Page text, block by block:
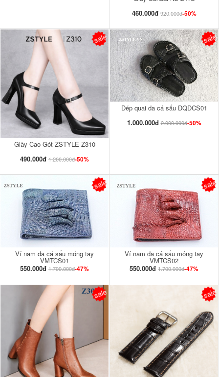
460.000đ 920.000đ-50%
Giày Cao Gót ZSTYLE Z310
490.000đ 1.200.000đ-50%
sale
Dép quai da cá sấu DQDCS01
1.000.000đ 2.000.000đ-50%
sale
Ví nam da cá sấu móng tay
VMTCS01
550.000đ 1.700.000đ-47%
sale
Ví nam da cá sấu móng tay
VMTCS02
550.000đ 1.700.000đ-47%
sale
sale sale